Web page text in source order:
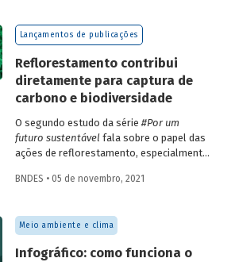
milhões de unidades de crédito de
carbono verificadas (VUC) anualmente
Lançamentos de publicações
Reflorestamento contribui
diretamente para captura de
carbono e biodiversidade
O segundo estudo da série #Por um
futuro sustentávelfala sobre o papel das
ações de reflorestamento, especialmente
mitigação das mudanças climáticas. A
restauração de florestas nativas, como
captura de CO e conservação da
biodiversidade.
BNDES • 05 de novembro, 2021
Meio ambiente e clima
Infográfico: como funciona o